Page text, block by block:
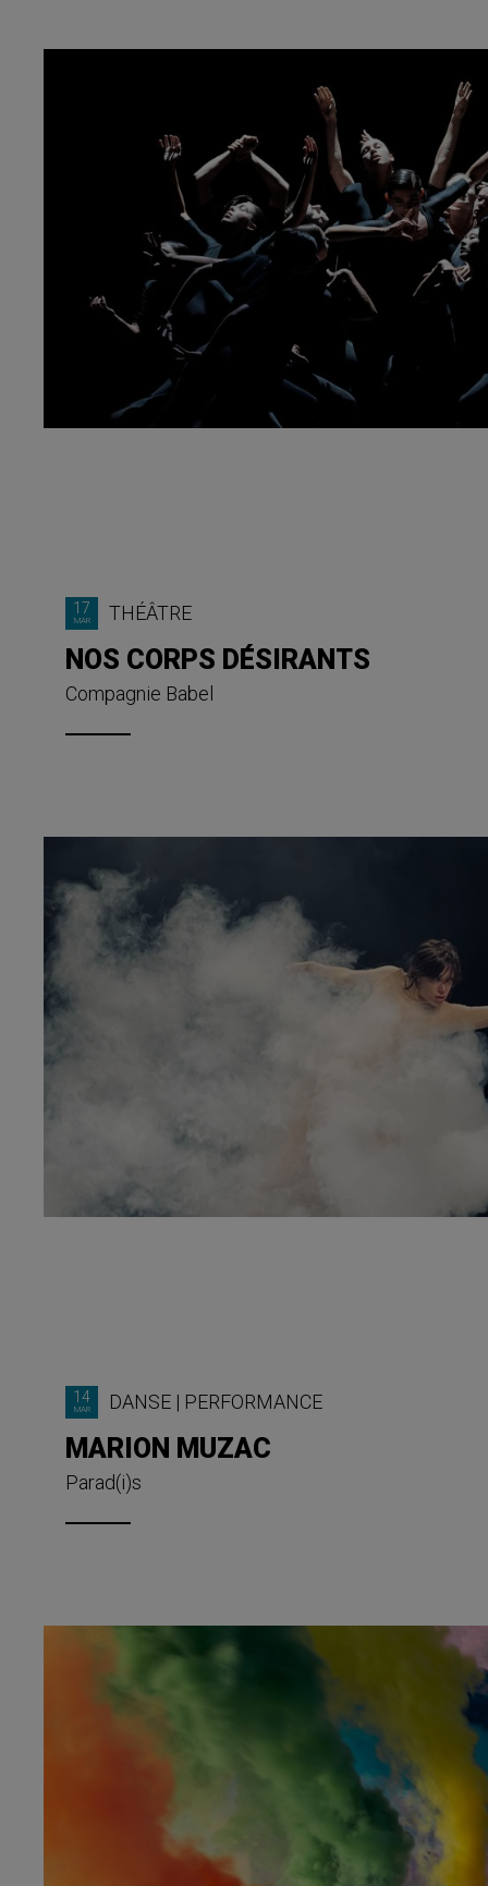
17
MAR THÉÂTRE
NOS CORPS DÉSIRANTS
Compagnie Babel
14
MAR DANSE | PERFORMANCE
MARION MUZAC
Parad(i)s